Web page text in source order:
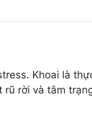
Khoai là
rũ rời và tâm